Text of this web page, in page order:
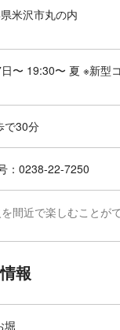
米沢市丸の内
〜 19:30〜 夏 ※新型
で30分
：0238-22-7250
間近で楽しむことがで
報
堀